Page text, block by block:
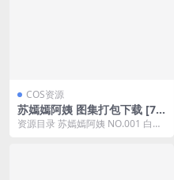
COS资源
苏嫣嫣阿姨 图集打包下载 [7
套][持续更新]
资源目录 苏嫣嫣阿姨 NO.001 白色